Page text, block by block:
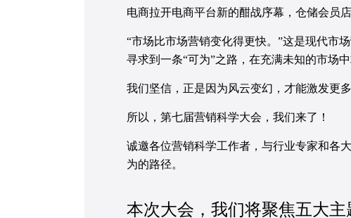
电商拉开电商平台新的酣战序幕，仓储会
“市场比市场营销变化得更快。”这是现代市
寻求到一条“可为”之路，在充满未知的市场中
我们坚信，正是因为风云变幻，才能激发更
所以，第七届营销科学大会，我们来了！
诚邀各位营销科学工作者，与行业专家和各
为的路径。
本次大会，我们将聚焦五大主